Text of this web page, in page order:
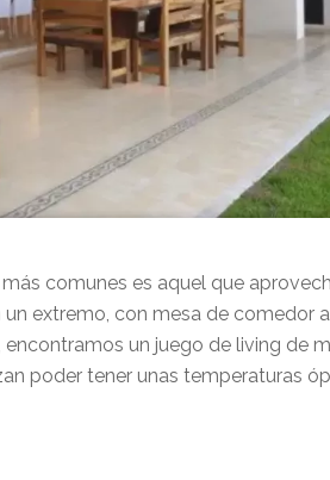
comunes es aquel que
un extremo, con mesa de comedor
un juego de living de
poder tener unas temperaturas